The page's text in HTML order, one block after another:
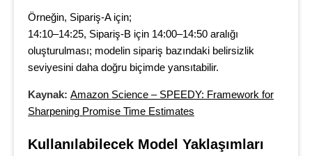
Örneğin, Sipariş-A için;
14:10–14:25, Sipariş-B için 14:00–14:50 aralığı
oluşturulması; modelin sipariş bazındaki belirsizlik
seviyesini daha doğru biçimde yansıtabilir.
Kaynak: Amazon Science – SPEEDY: Framework for
Sharpening Promise Time Estimates
Kullanılabilecek Model Yaklaşımları